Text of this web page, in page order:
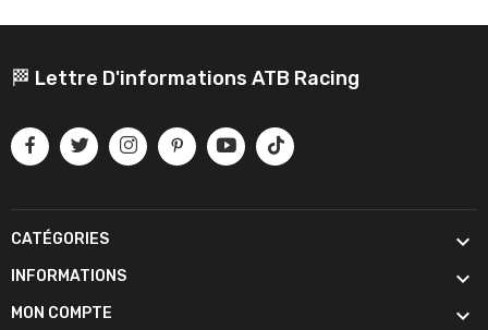
🏁 Lettre D'informations ATB Racing
CATÉGORIES 
INFORMATIONS 
MON COMPTE 